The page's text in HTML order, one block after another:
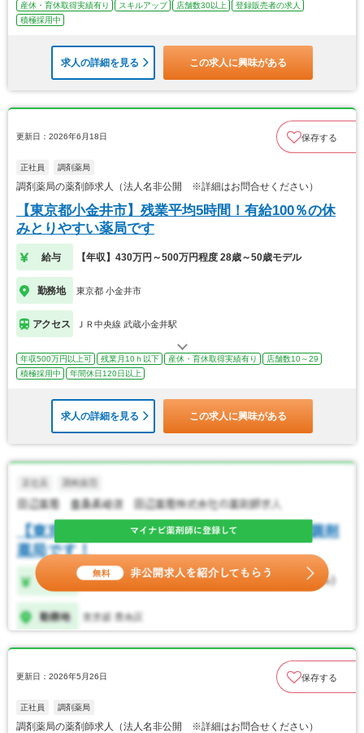
産休・育休取得実績有り
スキルアップ 店舗数30以上
登録販売者の求人
積極採用中
求人の詳細を見る この求人に興味がある
更新日：2026年6月18日 保存する
正社員 調剤薬局
調剤薬局の薬剤師求人（法人名非公開 ※詳細はお問合せください）
【東京都小金井市】残業平均5時間！有給100％の休
みとりやすい薬局です
給与 【年収】430万円～500万円程度 28歳～50歳モデル
勤務地 東京都 小金井市
アクセス ＪＲ中央線 武蔵小金井駅
年収500万円以上可 残業月10ｈ以下 産休・育休取得実績有り
店舗数10～29
積極採用中
年間休日120日以上
求人の詳細を見る この求人に興味がある
更新日：2026年5月26日 保存する
正社員 調剤薬局
調剤薬局の薬剤師求人（法人名非公開 ※詳細はお問合せください）